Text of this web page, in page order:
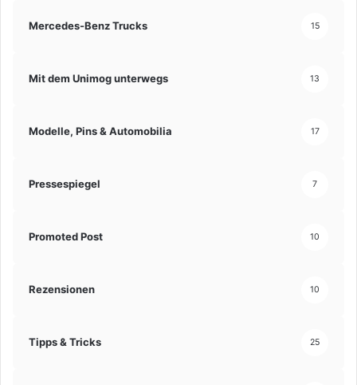
Mercedes-Benz Trucks 15
Mit dem Unimog unterwegs 13
Modelle, Pins & Automobilia 17
Pressespiegel 7
Promoted Post 10
Rezensionen 10
Tipps & Tricks 25